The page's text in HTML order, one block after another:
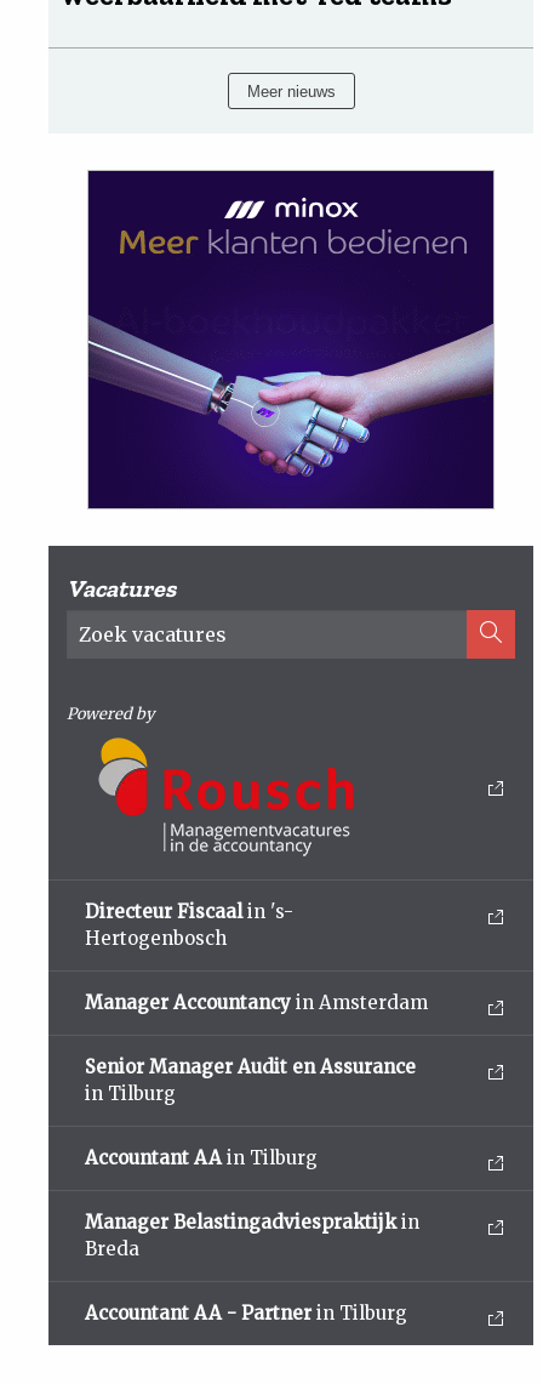
Meer nieuws
Vacatures
Powered by
Directeur Fiscaalin 's-
Hertogenbosch
Manager Accountancy in Amsterdam
Senior Manager Audit en Assurance
in Tilburg
Accountant AA in Tilburg
Manager Belastingadviespraktijkin
Breda
Accountant AA - Partner in Tilburg